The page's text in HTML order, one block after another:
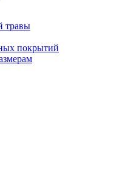
травы
покрытий